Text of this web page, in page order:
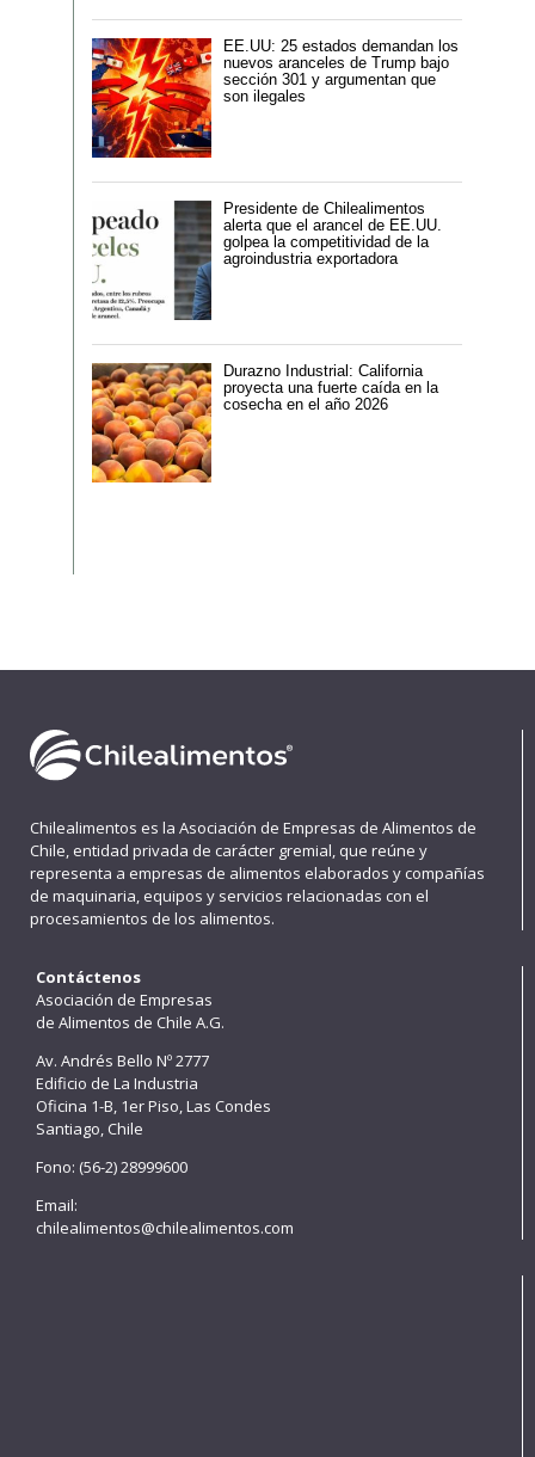
EE.UU: 25 estados demandan los
nuevos aranceles de Trump bajo
sección 301 y argumentan que
son ilegales
Presidente de Chilealimentos
alerta que el arancel de EE.UU.
golpea la competitividad de la
agroindustria exportadora
Durazno Industrial: California
proyecta una fuerte caída en la
cosecha en el año 2026
Chilealimentos es la Asociación de Empresas de Alimentos de
Chile, entidad privada de carácter gremial, que reúne y
representa a empresas de alimentos elaborados y compañías
de maquinaria, equipos y servicios relacionadas con el
procesamientos de los alimentos.
Contáctenos
Asociación de Empresas
de Alimentos de Chile A.G.
Av. Andrés Bello Nº 2777
Edificio de La Industria
Oficina 1-B, 1er Piso, Las Condes
Santiago, Chile
Fono: (56-2) 28999600
Email:
chilealimentos@chilealimentos.com